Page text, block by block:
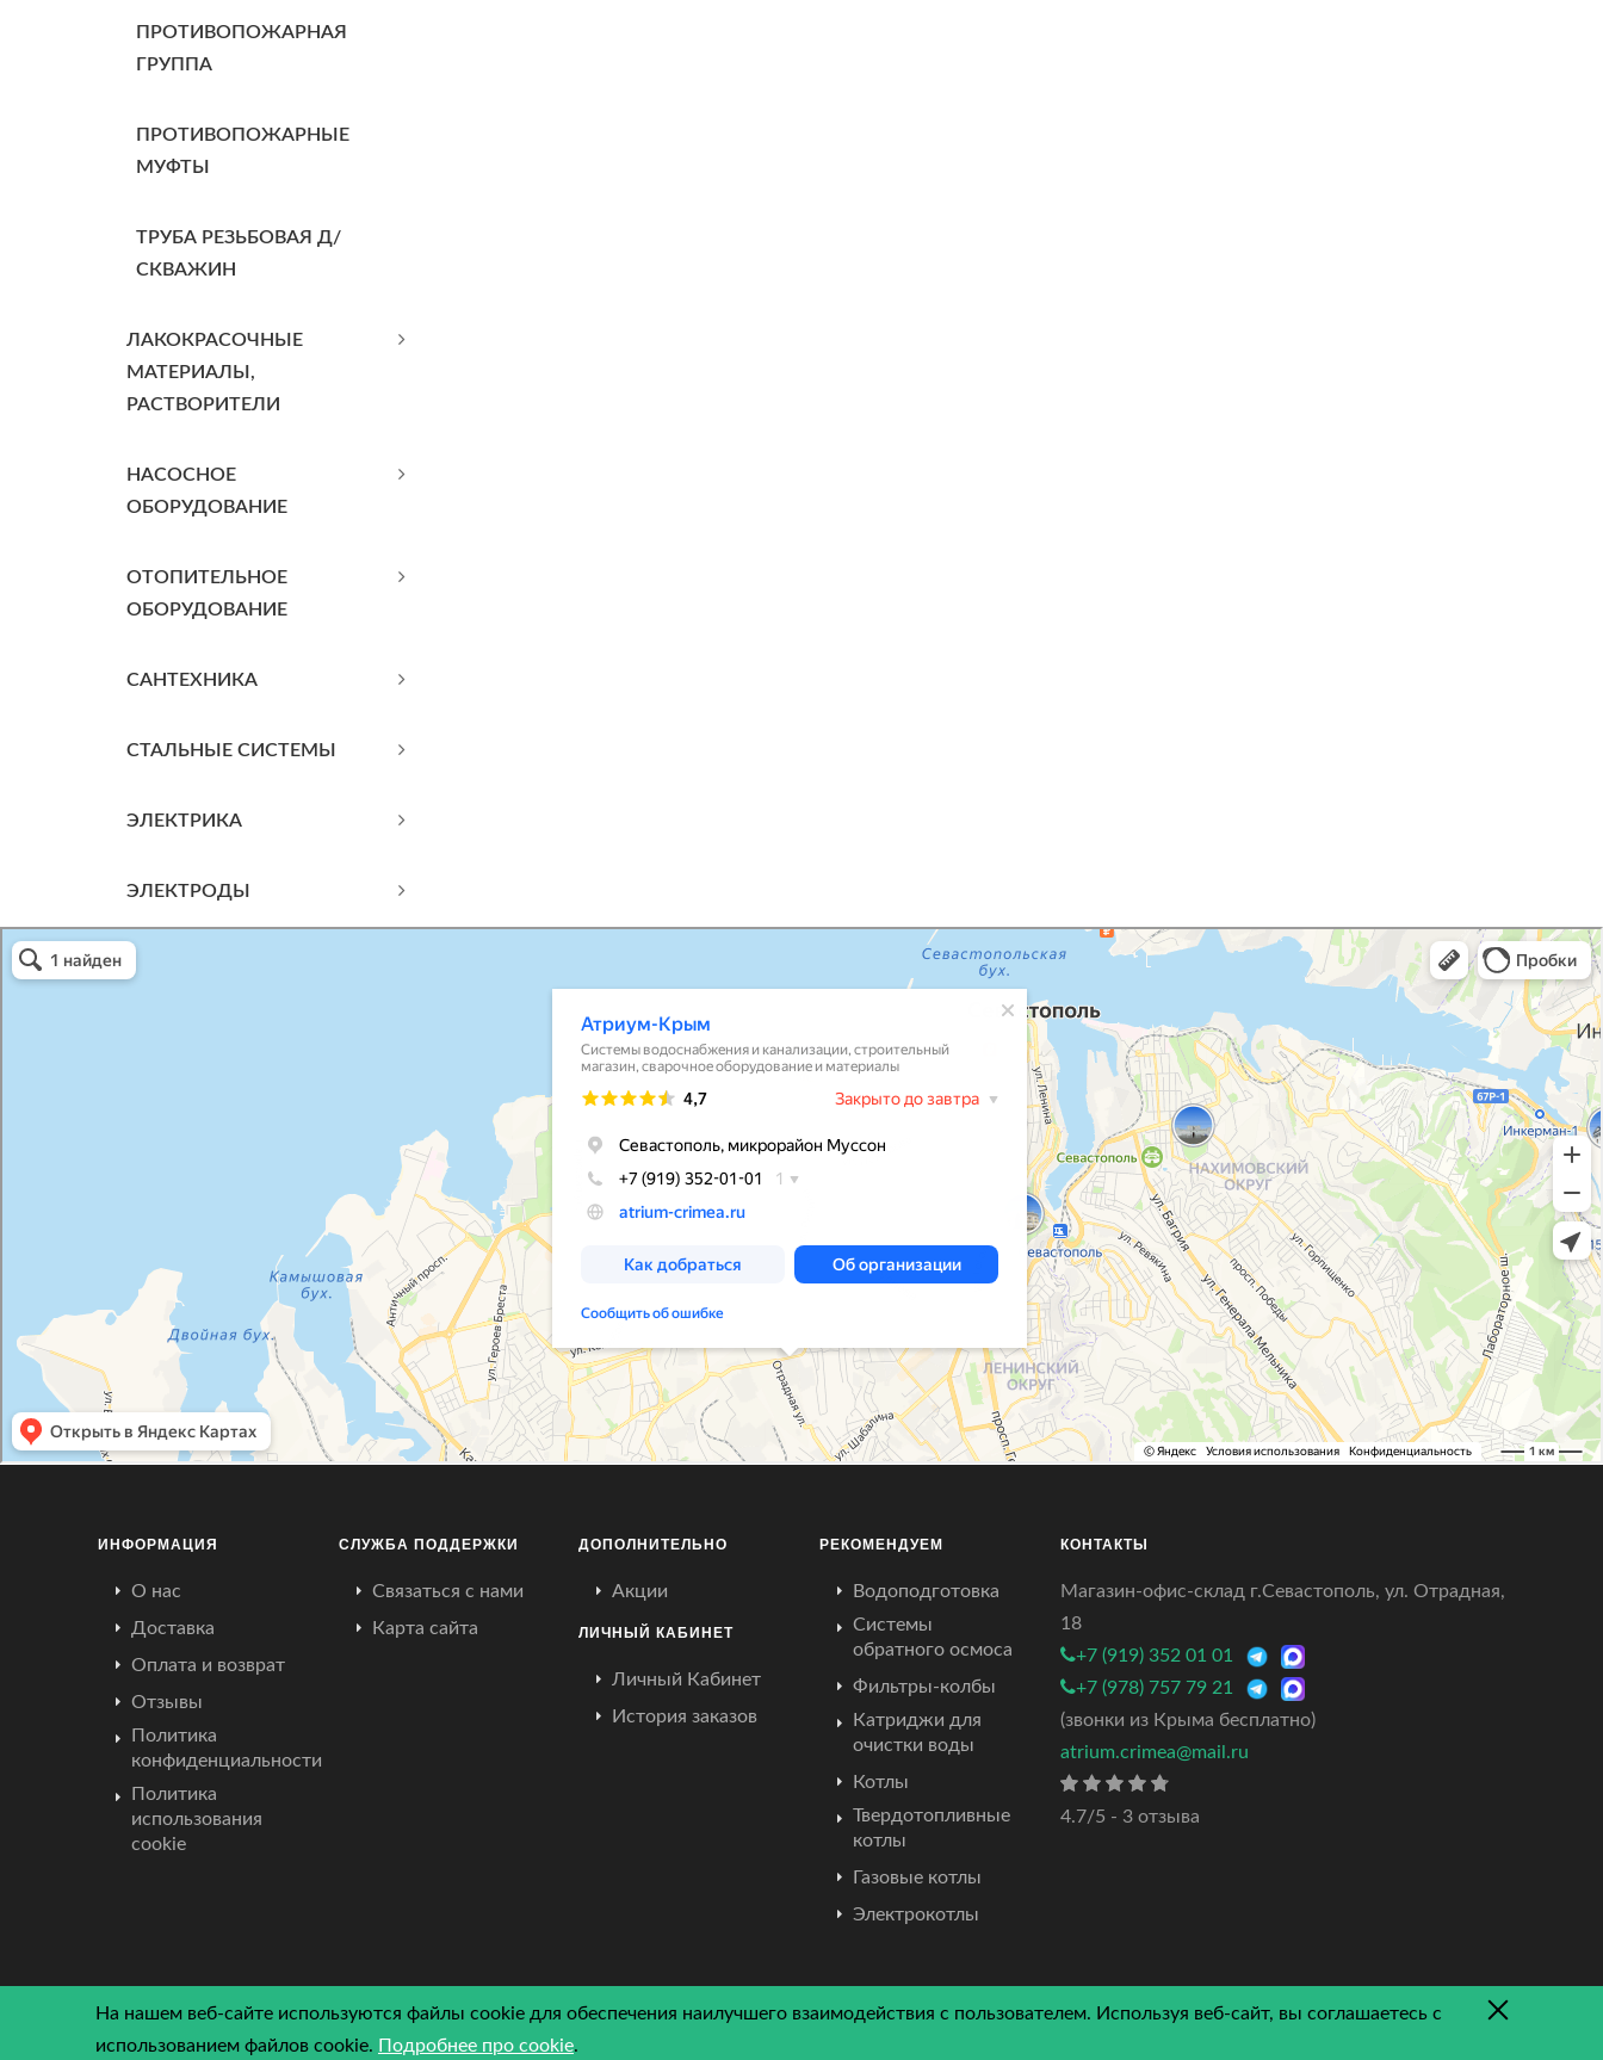
ПРОТИВОПОЖАРНАЯ
ГРУППА
ПРОТИВОПОЖАРНЫЕ
МУФТЫ
ТРУБА РЕЗЬБОВАЯ Д/
СКВАЖИН
ЛАКОКРАСОЧНЫЕ
МАТЕРИАЛЫ,
РАСТВОРИТЕЛИ
НАСОСНОЕ
ОБОРУДОВАНИЕ
ОТОПИТЕЛЬНОЕ
ОБОРУДОВАНИЕ
САНТЕХНИКА
СТАЛЬНЫЕ СИСТЕМЫ
ЭЛЕКТРИКА
ЭЛЕКТРОДЫ
Атриум-Крым
Системы водоснабжения, отопления, канализации в Севастополе
Снабжение строительных объектов в Севастополе
ИНФОРМАЦИЯ
О нас
Доставка
Оплата и возврат
Отзывы
Политика
конфиденциальности
Политика
использования
cookie
СЛУЖБА ПОДДЕРЖКИ
Связаться с нами
Карта сайта
ДОПОЛНИТЕЛЬНО
Акции
ЛИЧНЫЙ КАБИНЕТ
Личный Кабинет
История заказов
РЕКОМЕНДУЕМ
Водоподготовка
Системы
обратного осмоса
Фильтры-колбы
Катриджи для
очистки воды
Котлы
Твердотопливные
котлы
Газовые котлы
Электрокотлы
КОНТАКТЫ
Магазин-офис-склад г.Севастополь, ул. Отрадная,
18
+7 (919) 352 01 01
+7 (978) 757 79 21
(звонки из Крыма бесплатно)
atrium.crimea@mail.ru
4.7/5 - 3 отзыва
© Copyright
На нашем веб-сайте используются файлы cookie для обеспечения наилучшего взаимодействия с пользователем. Используя веб-сайт, вы соглашаетесь с
использованием файлов cookie. Подробнее про cookie.